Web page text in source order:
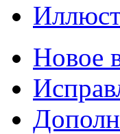
Новое